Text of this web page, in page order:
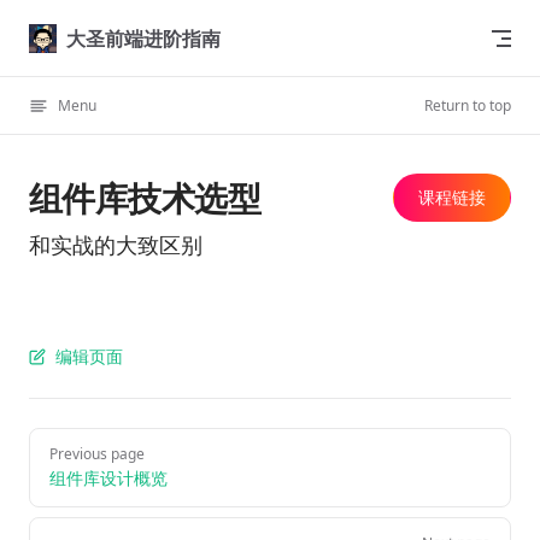
Skip to content
大圣前端进阶指南
Menu Return to top
课程链接
组件库技术选型
和实战的大致区别
编辑页面
Previous page
组件库设计概览